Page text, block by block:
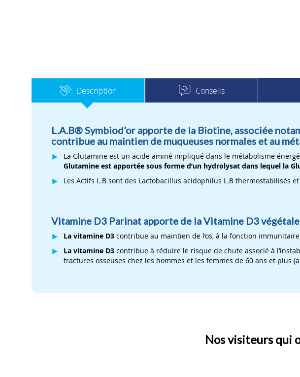
Description
L.A.B® Symbiod’or apporte de la Biotine, associée
contribue au maintien de muqueuses normales et au
La Glutamine est un acide aminé impliqué dans le métabolisme
Glutamine est apportée sous forme d’un hydrolysat dans lequel la
Les Actifs L.B sont des Lactobacillus acidophilus L.B thermostabilisés
Vitamine D3 Parinat apporte de la Vitamine D3
La vitamine D3 contribue au maintien de l’os, à la fonction
La vitamine D3 contribue à réduire le risque de chute associé à
fractures osseuses chez les hommes et les femmes de 60 ans et
Conseils
Nos visiteurs qui